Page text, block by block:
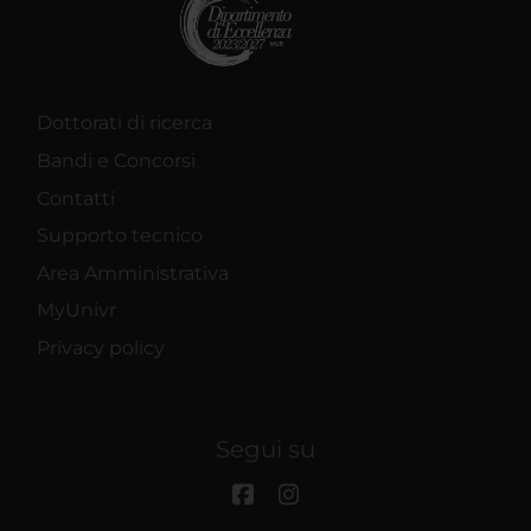
Dottorati di ricerca
Bandi e Concorsi
Contatti
Supporto tecnico
Area Amministrativa
MyUnivr
Privacy policy
Segui su